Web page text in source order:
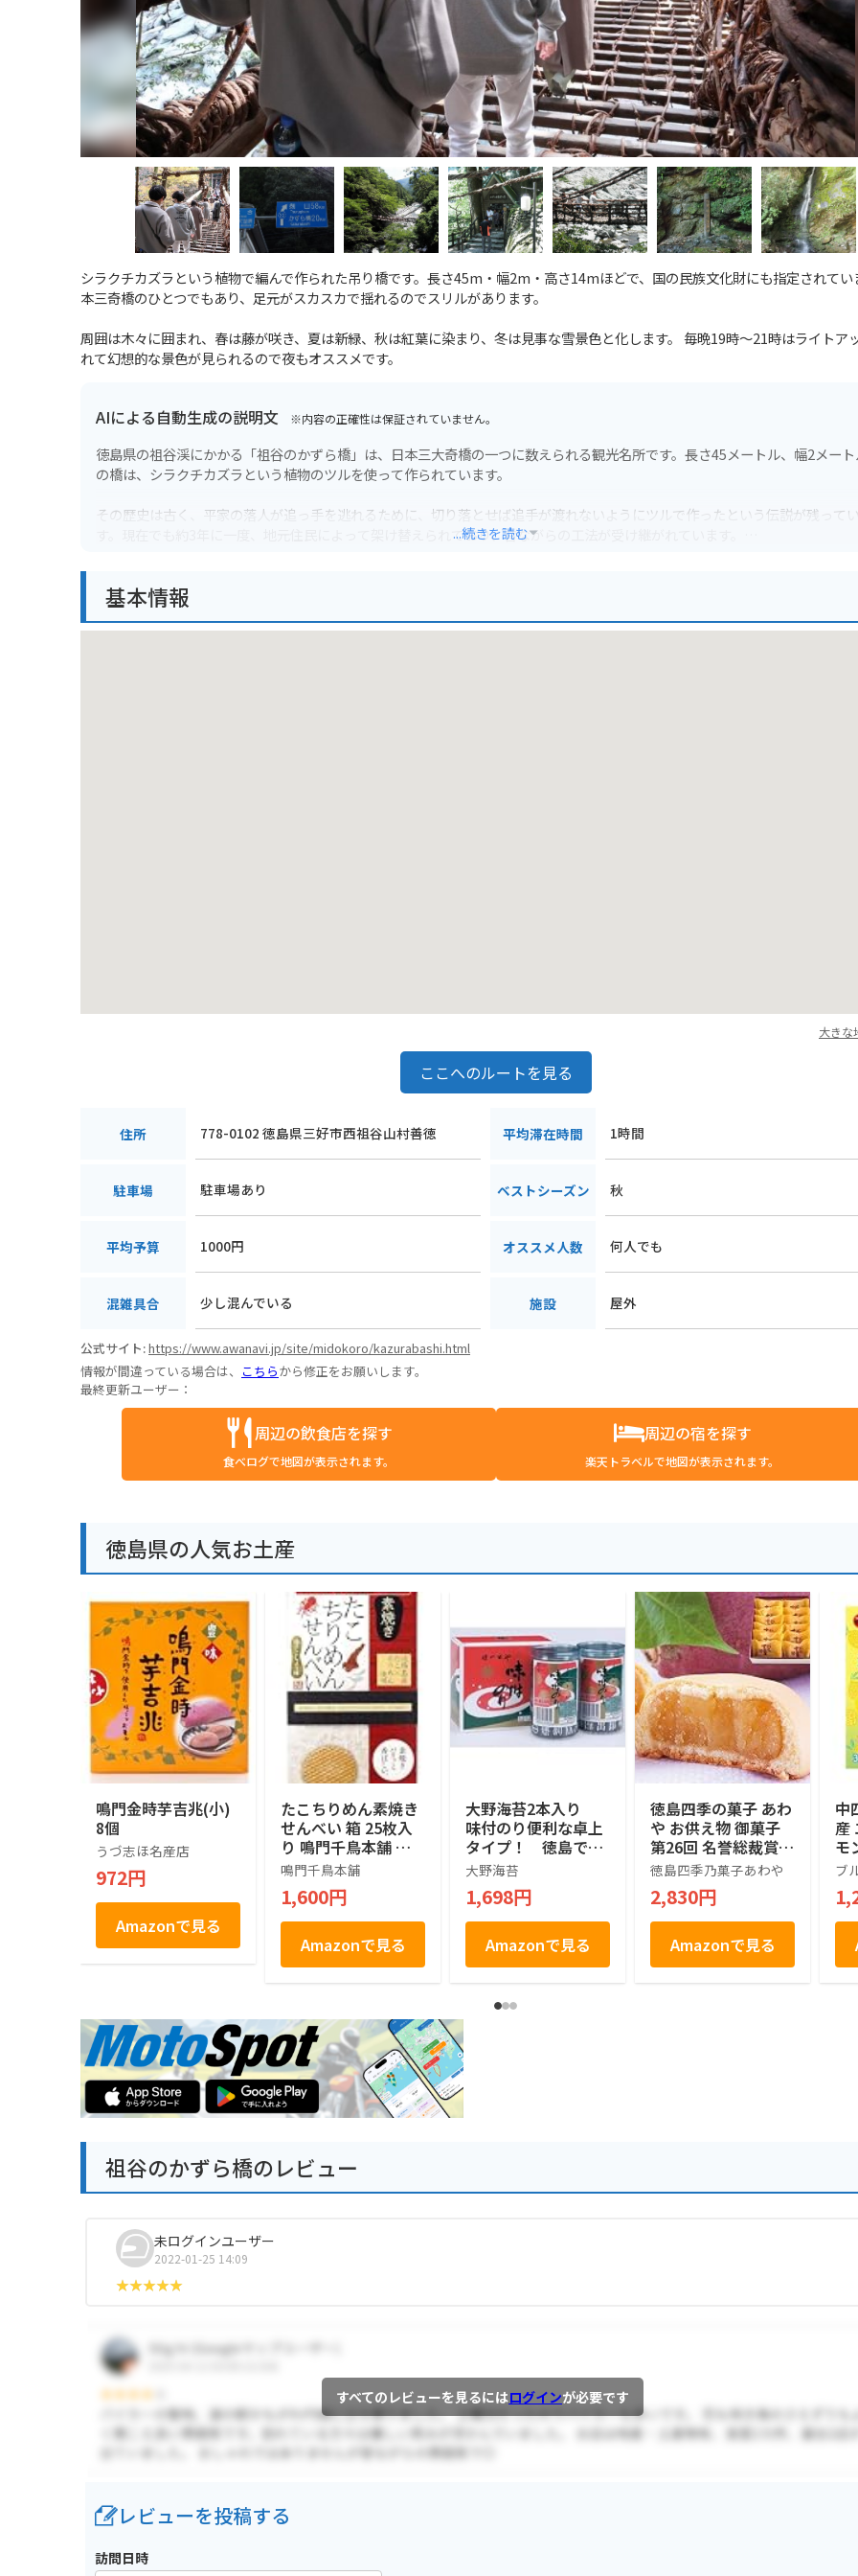
シラクチカズラという植物で編んで作られた吊り橋です。長さ45m・幅2m・高さ14mほどで、国の民族文化財にも指定されてい
本三奇橋のひとつでもあり、足元がスカスカで揺れるのでスリルがあります。
周囲は木々に囲まれ、春は藤が咲き、夏は新緑、秋は紅葉に染まり、冬は見事な雪景色と化します。 毎晩19時〜21時はライトア
れて幻想的な景色が見られるので夜もオススメです。
AIによる自動生成の説明文 ※内容の正確性は保証されていません。
徳島県の祖谷渓にかかる「祖谷のかずら橋」は、日本三大奇橋の一つに数えられる観光名所です。長さ45メートル、幅2メー
の橋は、シラクチカズラという植物のツルを使って作られています。
その歴史は古く、平家の落人が追っ手を逃れるために、切り落とせば追手が渡れないようにツルで作ったという伝説が残って
す。現在でも約3年に一度、地元住民によって架け替えられており、昔ながらの工法が受け継がれています。
症の人は注意が必要です。
バイクで訪れる場合は、近くに無料の駐車場があります。ただし、道中は山道でカーブも多いので、安全運転を心がけましょ
...続きを読む
基本情報
大きな
ここへのルートを見る
住所 778-0102 徳島県三好市西祖谷山村善徳 平均滞在時間 1時間
駐車場 駐車場あり ベストシーズン 秋
平均予算 1000円 オススメ人数 何人でも
混雑具合 少し混んでいる 施設 屋外
公式サイト:https://www.awanavi.jp/site/midokoro/kazurabashi.html
情報が間違っている場合は、 こちらから修正をお願いします。
最終更新ユーザー：
周辺の飲食店を探す
食べログで地図が表示されます。
周辺の宿を探す
楽天トラベルで地図が表示されます。
徳島県の人気お土産
鳴門金時芋吉兆(小)
8個
うづ志ほ名産店
972円
Amazonで見る
たこちりめん素焼き
せんべい 箱 25枚入
り 鳴門千鳥本舗 淡
路島産たこ使用 個包
装 瀬戸内海の海の幸
柚子胡椒風味
鳴門千鳥本舗
1,600円
Amazonで見る
大野海苔2本入り
味付のり便利な卓上
タイプ！ 徳島で名
産品！
大野海苔
1,698円
Amazonで見る
徳島四季の菓子 あわ
や お供え物 御菓子
第26回 名誉総裁賞受
賞 阿波十三里 和菓
子 お供え ギフト 鳴
門金時ミルク乳菓
徳島四季乃菓子あわや
2,830円
Amazonで見る
中
産
モ
袋
ブ
祖谷のかずら橋のレビュー
未ログインユーザー
2022-01-25 14:09
すべてのレビューを見るにはログインが必要です
レビューを投稿する
訪問日時